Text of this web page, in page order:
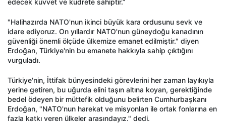
edecek kuvvet ve kudrete sahiptir.”
"Halihazırda NATO'nun ikinci büyük kara ordusunu sevk ve
idare ediyoruz. On yıllardır NATO'nun güneydoğu kanadının
güvenliği önemli ölçüde ülkemize emanet edilmiştir." diyen
Erdoğan, Türkiye'nin bu emanete hakkıyla sahip çıktığını
vurguladı.
Türkiye'nin, İttifak bünyesindeki görevlerini her zaman layıkıyla
yerine getiren, bu uğurda elini taşın altına koyan, gerektiğinde
bedel ödeyen bir müttefik olduğunu belirten Cumhurbaşkanı
Erdoğan, "NATO'nun harekat ve misyonları ile ortak fonlarına en
fazla katkı veren ülkeler arasındayız." dedi.